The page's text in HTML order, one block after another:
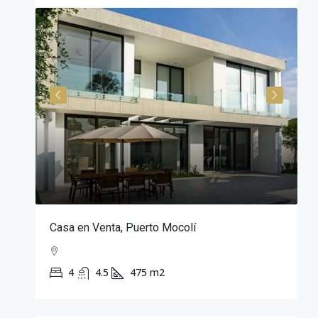
Casa en Venta, Puerto Mocolí
4 4.5 475 m2